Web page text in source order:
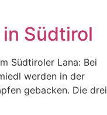
Südtirol
Südtiroler Lana: Bei
werden in der
gebacken. Die drei